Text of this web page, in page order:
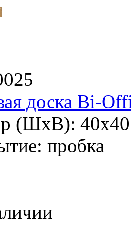
доска Bi-
(ШхВ):
пробка